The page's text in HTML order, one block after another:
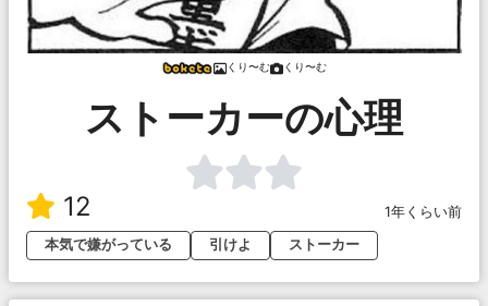
くり〜む くり〜む
ストーカーの心理
12
1年くらい前
本気で嫌がっている
引けよ ストーカー